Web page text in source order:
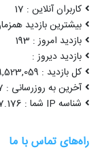
کاربران آنلاین : 17
بیشترین بازدید همزمان :
بازدید امروز : 193
بازدید دیروز :
کل بازدید : 9,523,059
آخرین به روزرسانی : 1405/05/17 13:27:26
شناسه IP شما : 216.73.217.176
راه‌های تماس با ما